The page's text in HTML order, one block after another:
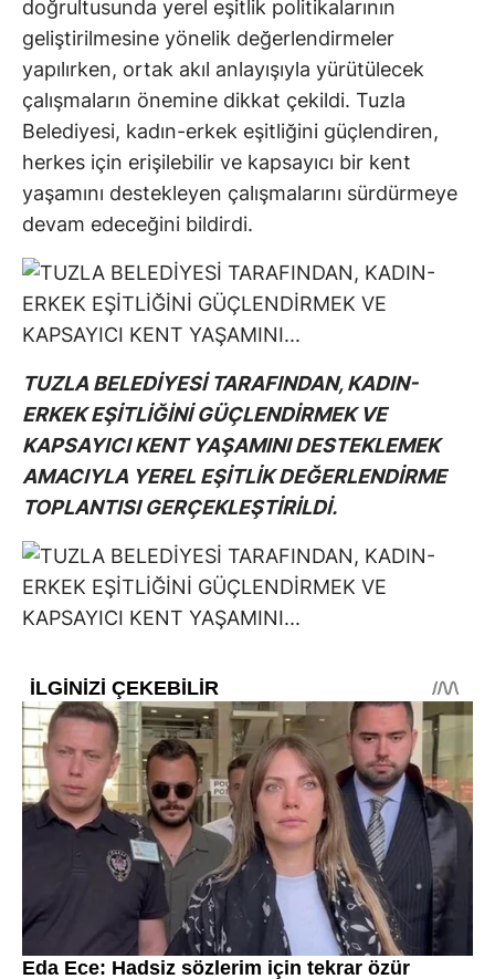
doğrultusunda yerel eşitlik politikalarının
geliştirilmesine yönelik değerlendirmeler
yapılırken, ortak akıl anlayışıyla yürütülecek
çalışmaların önemine dikkat çekildi. Tuzla
Belediyesi, kadın-erkek eşitliğini güçlendiren,
herkes için erişilebilir ve kapsayıcı bir kent
yaşamını destekleyen çalışmalarını sürdürmeye
devam edeceğini bildirdi.
TUZLA BELEDİYESİ TARAFINDAN, KADIN-
ERKEK EŞİTLİĞİNİ GÜÇLENDİRMEK VE
KAPSAYICI KENT YAŞAMINI DESTEKLEMEK
AMACIYLA YEREL EŞİTLİK DEĞERLENDİRME
TOPLANTISI GERÇEKLEŞTİRİLDİ.